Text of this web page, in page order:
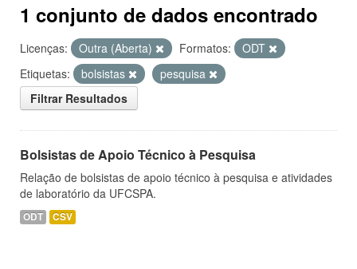
1 conjunto de dados encontrado
Licenças: Outra (Aberta) Formatos:
ODT
Etiquetas:
bolsistas
pesquisa
Filtrar Resultados
Bolsistas de Apoio Técnico à Pesquisa
Relação de bolsistas de apoio técnico à pesquisa e atividades
de laboratório da UFCSPA.
ODT CSV